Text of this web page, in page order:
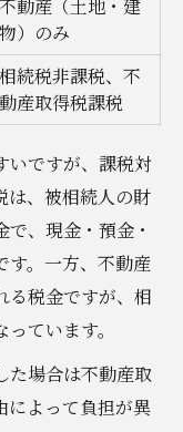
不動産（土地・建
物）のみ
相続税非課税、不
動産取得税課税
いですが、課税対
は、被相続人の財
、現金・預金・
す。一方、不動産
る税金ですが、相
ています。
た場合は不動産取
によって負担が異